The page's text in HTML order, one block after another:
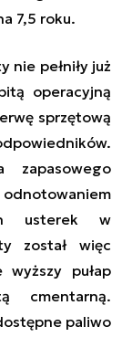
7,5 roku.
nie pełniły już
operacyjną
sprzętową
zapasowego
usterek w
został więc
wyższy pułap
cmentarną.
paliwo